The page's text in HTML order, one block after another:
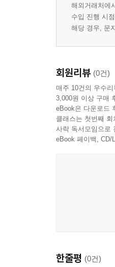
해외거래처에
수입 진행 시
해당 경우, 문
회원리뷰 (0건)
매주 10건의 우수
3,000원 이상 구매
eBook은 다운로드
클래스는 첫번째
사락 독서모임으로
eBook 페이백, CD/
한줄평 (0건)